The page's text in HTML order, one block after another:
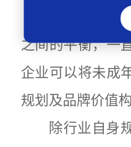
祝筱青认为，
之间的平衡，一
企业可以将未成
规划及品牌价值
除行业自身规